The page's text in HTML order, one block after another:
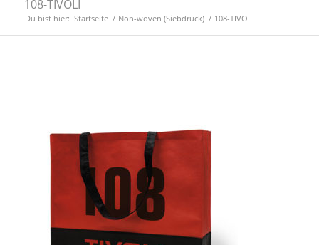
108-TIVOLI
Du bist hier: Startseite / Non-woven (Siebdruck) / 108-TIVOLI